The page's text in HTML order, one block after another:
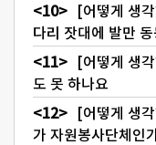
[어떻게 생
다리 잣대에 발만 동
[어떻게 생
도 못 하나요
[어떻게 생
가 자원봉사단체인